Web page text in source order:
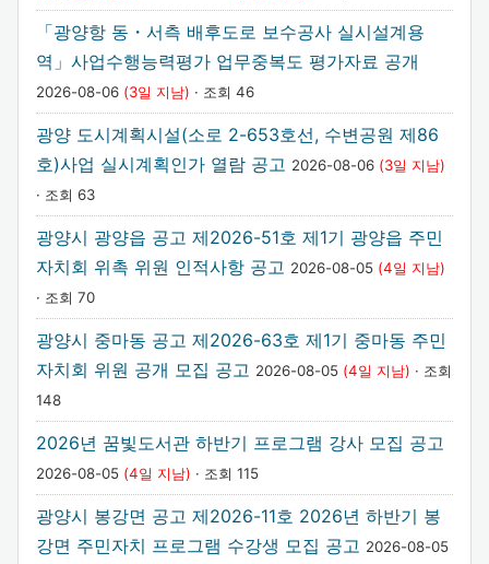
「광양항 동・서측 배후도로 보수공사 실시설계용
역」사업수행능력평가 업무중복도 평가자료 공개
2026-08-06 (3일 지남) · 조회 46
광양 도시계획시설(소로 2-653호선, 수변공원 제86
호)사업 실시계획인가 열람 공고 2026-08-06 (3일 지남)
· 조회 63
광양시 광양읍 공고 제2026-51호 제1기 광양읍 주민
자치회 위촉 위원 인적사항 공고 2026-08-05 (4일 지남)
· 조회 70
광양시 중마동 공고 제2026-63호 제1기 중마동 주민
자치회 위원 공개 모집 공고 2026-08-05 (4일 지남) · 조회
148
2026년 꿈빛도서관 하반기 프로그램 강사 모집 공고
2026-08-05 (4일 지남) · 조회 115
광양시 봉강면 공고 제2026-11호 2026년 하반기 봉
강면 주민자치 프로그램 수강생 모집 공고 2026-08-05